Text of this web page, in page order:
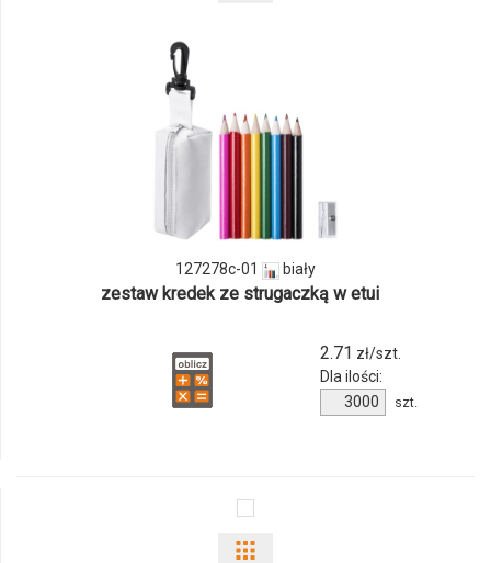
ilości
127278c-
127278c-01 biały
zestaw kredek ze strugaczką w etui
2.71 zł/szt.
Dla ilości:
Ilość
produktu
szt.